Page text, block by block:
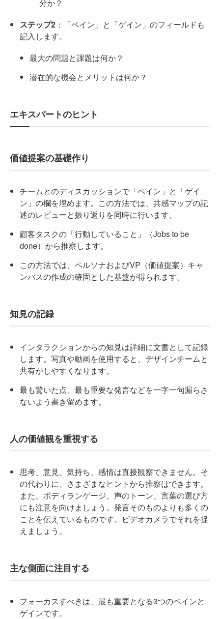
分か？
ステップ2 ：「ペイン」と「ゲイン」のフィールドも
記入します。
最大の問題と課題は何か？
潜在的な機会とメリットは何か？
エキスパートのヒント
価値提案の基礎作り
チームとのディスカッションで「ペイン」と「ゲイ
ン」の欄を埋めます。この方法では、共感マップの記
述のレビューと振り返りを同時に行います。
顧客タスクの「行動していること」（Jobs to be
done）から推察します。
この方法では、ペルソナおよびVP（価値提案）キャ
ンバスの作成の確固とした基盤が得られます。
知見の記録
インタラクションからの知見は詳細に文書として記録
します。写真や動画を使用すると、デザインチームと
共有がしやすくなります。
最も驚いた点、最も重要な発言などを一字一句漏らさ
ないよう書き留めます。
人の価値観を重視する
思考、意見、気持ち、感情は直接観察できません。そ
の代わりに、さまざまなヒントから推察はできます。
また、ボディランゲージ、声のトーン、言葉の選び方
にも注意を向けましょう。発言そのものよりも多くの
ことを伝えているものです。ビデオカメラでそれを捉
えましょう。
主な側面に注目する
フォーカスすべきは、最も重要となる3つのペインと
ゲインです。